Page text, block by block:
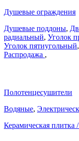
Душевые ограждения
Душевые поддоны,
радиальный, Уголок
Уголок пятиугольный,
Распродажа ,
Полотенцесушители
Водяные,
Керамическая плитка